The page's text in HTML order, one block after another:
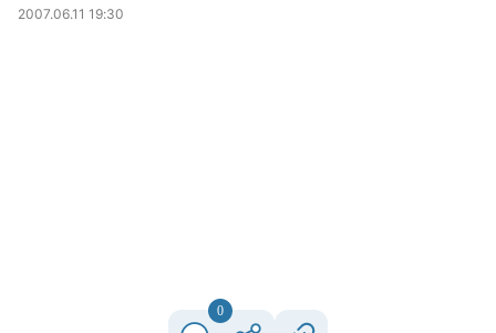
2007.06.11 19:30
0